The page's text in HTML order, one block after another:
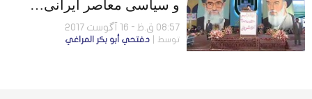
و سیاسی معاصر ایرانی…
چارچوب های فکری مخالف
ولایت فقیه
08:57 ق.ظ - 16 آگوست 2017
توسط د.فتحي أبو بكر المراغي